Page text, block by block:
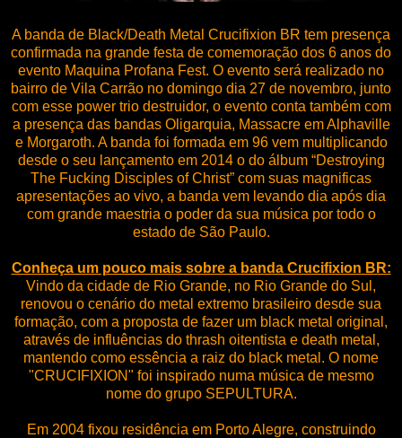
A banda de Black/Death Metal Crucifixion BR tem presença
confirmada na grande festa de comemoração dos 6 anos do
evento Maquina Profana Fest. O evento será realizado no
bairro de Vila Carrão no domingo dia 27 de novembro, junto
com esse power trio destruidor, o evento conta também com
a presença das bandas Oligarquia, Massacre em Alphaville
e Morgaroth. A banda foi formada em 96 vem multiplicando
desde o seu lançamento em 2014 o do álbum “Destroying
The Fucking Disciples of Christ” com suas magnificas
apresentações ao vivo, a banda vem levando dia após dia
com grande maestria o poder da sua música por todo o
estado de São Paulo.
Conheça um pouco mais sobre a banda Crucifixion BR:
Vindo da cidade de Rio Grande, no Rio Grande do Sul,
renovou o cenário do metal extremo brasileiro desde sua
formação, com a proposta de fazer um black metal original,
através de influências do thrash oitentista e death metal,
mantendo como essência a raiz do black metal. O nome
"CRUCIFIXION" foi inspirado numa música de mesmo
nome do grupo SEPULTURA.
Em 2004 fixou residência em Porto Alegre, construindo